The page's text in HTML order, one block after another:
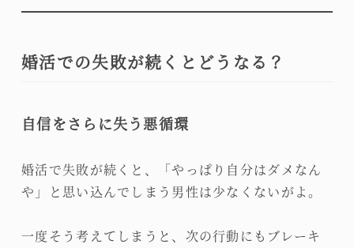
婚活での失敗が続くとどうなる？
自信をさらに失う悪循環
婚活で失敗が続くと、「やっぱり自分はダメなん
や」と思い込んでしまう男性は少なくないがよ。
一度そう考えてしまうと、次の行動にもブレーキ